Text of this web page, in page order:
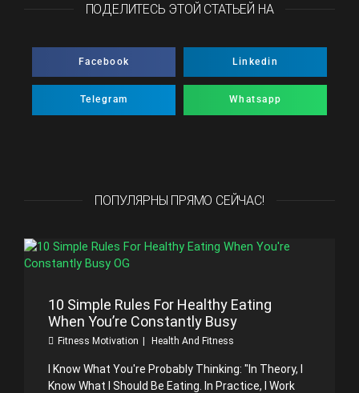
ПОДЕЛИТЕСЬ ЭТОЙ СТАТЬЕЙ НА
Facebook Linkedin
Telegram Whatsapp
ПОПУЛЯРНЫ ПРЯМО СЕЙЧАС!
10 Simple Rules For Healthy Eating
When You’re Constantly Busy
Fitness Motivation Health And Fitness
I Know What You're Probably Thinking: "In Theory, I
Know What I Should Be Eating. In Practice, I Work